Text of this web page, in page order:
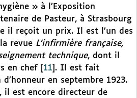
» à l’Exposition
de Pasteur, à Strasbourg
il reçoit un prix. Il est l’un des
revue L’infirmière française,
technique, dont il
en chef
11 . Il est fait
en septembre 1923.
il est encore directeur de